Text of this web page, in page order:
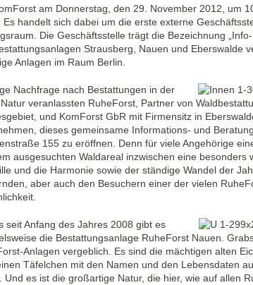
am Donnerstag, den 29. November 2012, um
Es handelt sich dabei um die erste externe
Die Geschäftsstelle trägt die Bezeichnung
Strausberg, Nauen und Eberswalde
Anlagen im Raum Berlin.
Nachfrage nach Bestattungen in der
veranlassten RuheForst, Partner von
und KomForst GbR mit Firmensitz in
dieses gemeinsame Informations- und
155 zu eröffnen. Denn für viele Angehörige
ausgesuchten Waldareal inzwischen eine besonders
und die Harmonie sowie der ständige Wandel der
aber auch den Besuchern einer der vielen
seit Anfang des Jahres 2008 gibt es
die Bestattungsanlage RuheForst Nauen.
Anlagen vergeblich. Es sind die mächtigen alten
Täfelchen mit den Namen und den Lebensdaten
Und es ist die großartige Natur, die hier, wie auf allen